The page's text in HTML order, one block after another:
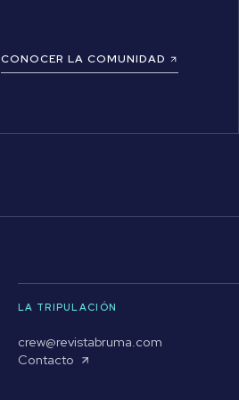
CONOCER LA COMUNIDAD
LA TRIPULACIÓN
crew@revistabruma.com
Contacto